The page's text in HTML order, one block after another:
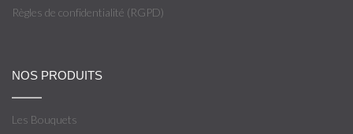
Règles de confidentialité (RGPD)
NOS PRODUITS
Les Bouquets